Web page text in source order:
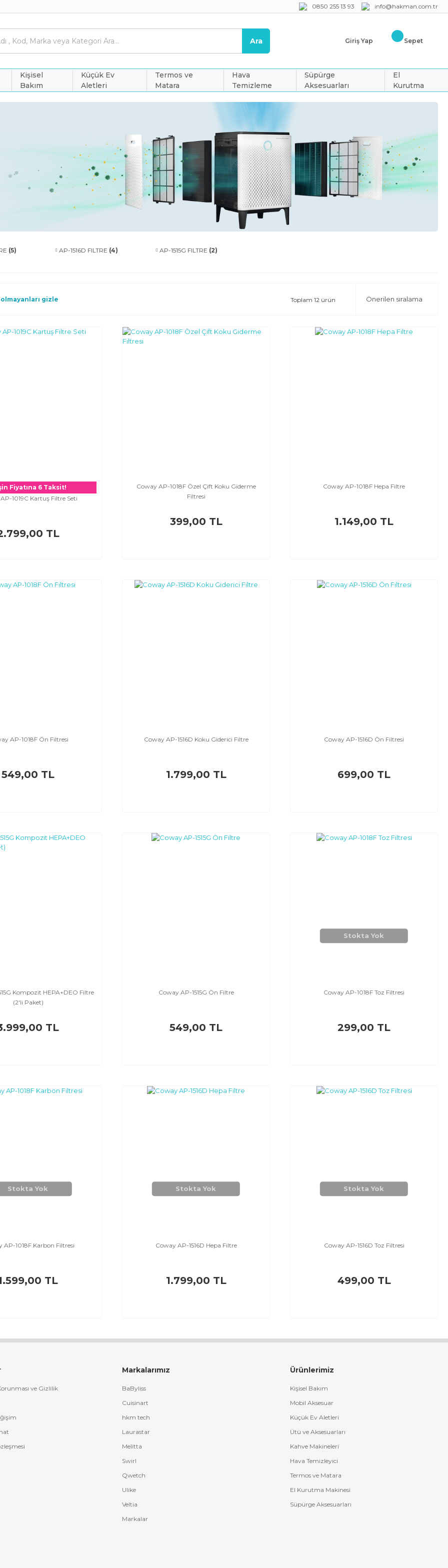
0850 255 13 93 info@hakman.com.tr
Ara Giriş Yap Sepet
Kişisel
Bakım
Küçük Ev
Aletleri
Termos ve
Matara
Hava
Temizleme
Süpürge
Aksesuarları
El
Kurutma
(5) AP-1516D FILTRE (4) AP-1515G FILTRE (2)
gizle Toplam 12 ürün
Fiyatına 6 Taksit!
1019C Kartuş Filtre Seti
TL
Coway AP-1018F Özel Çift Koku Giderme
Filtresi
399,00 TL
Coway AP-1018F Hepa Filtre
1.149,00 TL
AP-1018F Ön Filtresi
549,00 TL
Coway AP-1516D Koku Giderici Filtre
1.799,00 TL
Coway AP-1516D Ön Filtresi
699,00 TL
Kompozit HEPA+DEO Filtre
(2'li Paket)
TL
Coway AP-1515G Ön Filtre
549,00 TL
Stokta Yok
Coway AP-1018F Toz Filtresi
299,00 TL
Stokta Yok
AP-1018F Karbon Filtresi
TL
Stokta Yok
Coway AP-1516D Hepa Filtre
1.799,00 TL
Stokta Yok
Coway AP-1516D Toz Filtresi
499,00 TL
ve Gizlilik
Markalarımız
BaByliss
Cuisinart
hkm tech
Laurastar
Melitta
Swirl
Qwetch
Ulike
Veltia
Markalar
Ürünlerimiz
Kişisel Bakım
Mobil Aksesuar
Küçük Ev Aletleri
Ütü ve Aksesuarları
Kahve Makineleri
Hava Temizleyici
Termos ve Matara
El Kurutma Makinesi
Süpürge Aksesuarları